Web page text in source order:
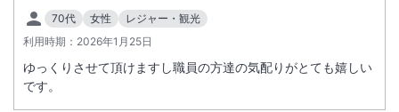
案内所にお立ち寄りください。
カーナビをご利用のお客様は目的地設定の際に「中の島案内所住所：和
歌山県東牟婁郡那智勝浦町４１７」または「ＴＥＬ：０７３５－５２－
１１１０」をご入力下さい。
70代 女性
レジャー・観光
利用時期： 2026年1月25日
ゆっくりさせて頂けますし職員の方達の気配りがとても嬉しい
です。